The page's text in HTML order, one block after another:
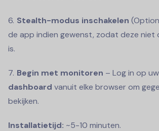
Stealth-modus inschakelen
de app indien gewenst, zodat deze
is.
Begin met monitoren – Log in op uw
dashboard vanuit elke browser om
bekijken.
Installatietijd: ~5-10 minuten.